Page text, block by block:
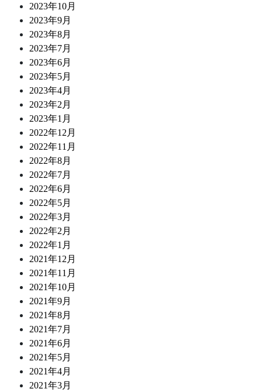
2023年10月
2023年9月
2023年8月
2023年7月
2023年6月
2023年5月
2023年4月
2023年2月
2023年1月
2022年12月
2022年11月
2022年8月
2022年7月
2022年6月
2022年5月
2022年3月
2022年2月
2022年1月
2021年12月
2021年11月
2021年10月
2021年9月
2021年8月
2021年7月
2021年6月
2021年5月
2021年4月
2021年3月